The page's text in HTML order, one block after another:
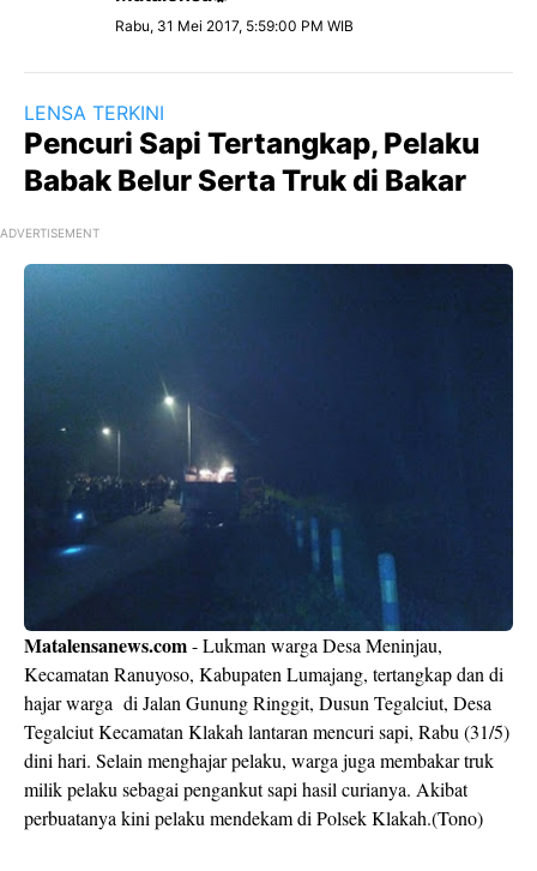
Rabu, 31 Mei 2017, 5:59:00 PM WIB
LENSA TERKINI
Pencuri Sapi Tertangkap, Pelaku
Babak Belur Serta Truk di Bakar
ADVERTISEMENT
Matalensanews.com- Lukman warga Desa Meninjau,
Kecamatan Ranuyoso, Kabupaten Lumajang, tertangkap dan di
hajar warga di Jalan Gunung Ringgit, Dusun Tegalciut, Desa
Tegalciut Kecamatan Klakah lantaran mencuri sapi, Rabu (31/5)
dini hari. Selain menghajar pelaku, warga juga membakar truk
milik pelaku sebagai pengankut sapi hasil curianya. Akibat
perbuatanya kini pelaku mendekam di Polsek Klakah.(Tono)